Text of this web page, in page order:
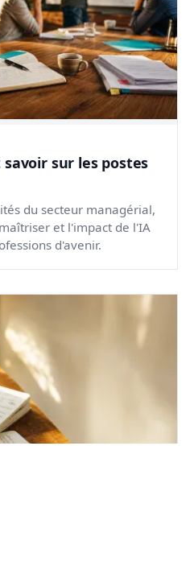
sur les postes
du secteur managérial,
et l'impact de l'IA
d'avenir.